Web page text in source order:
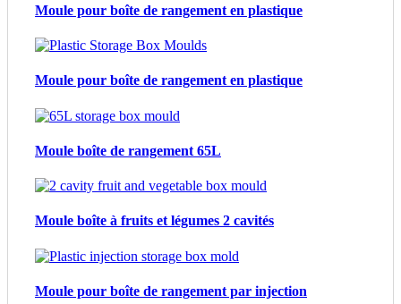
Moule pour boîte de rangement en plastique
Moule pour boîte de rangement en plastique
Moule boîte de rangement 65L
Moule boîte à fruits et légumes 2 cavités
Moule pour boîte de rangement par injection